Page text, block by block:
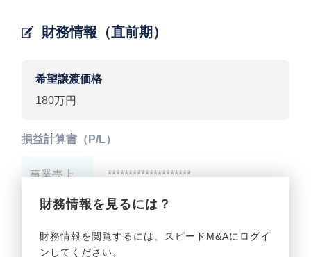
財務情報（直前期）
希望譲渡価格
180万円
財務情報を見るには？
財務情報を閲覧するには、スピードM&Aにログイ
ンしてください。
損益計算書（P/L）
事業売上 ********************
事業利益 ********************
貸借対照表（B/S）